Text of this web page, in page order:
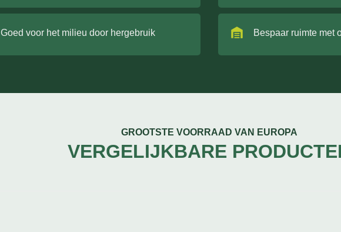
Goed voor het milieu door hergebruik Bespaar ruimte met
GROOTSTE VOORRAAD VAN EUROPA
VERGELIJKBARE